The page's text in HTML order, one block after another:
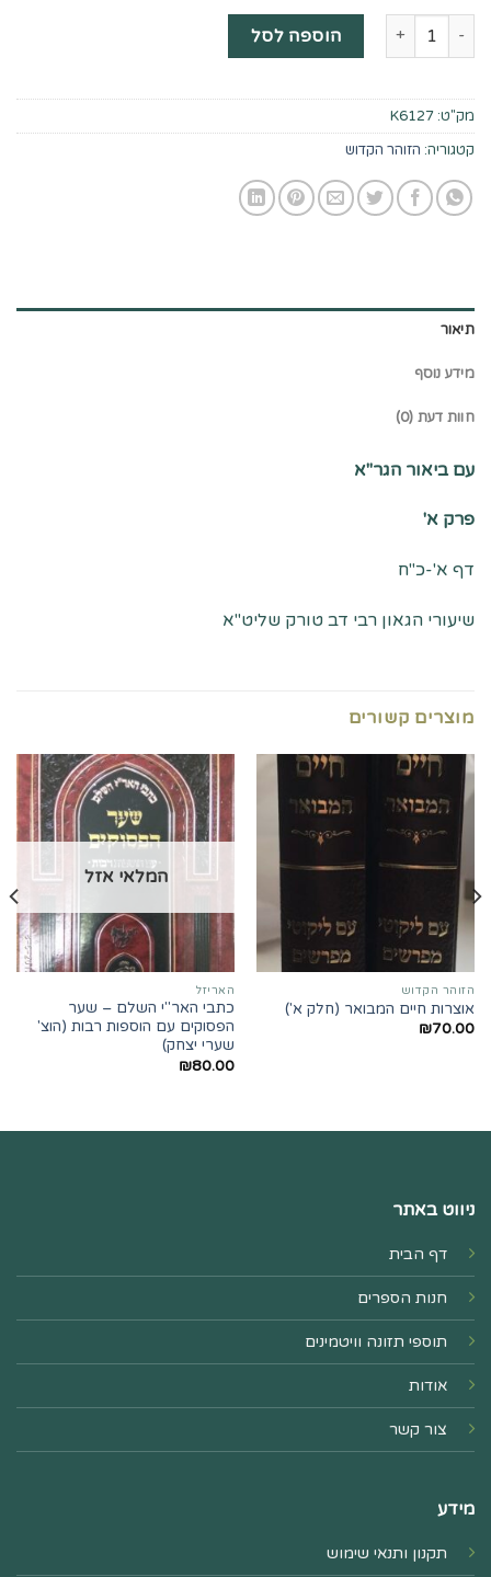
כמות של פתח עינים על ספרא דצניעותא-פרק א'
הוספה לסל
מק"ט: K6127
קטגוריה: הזוהר הקדוש
תיאור
מידע נוסף
חוות דעת (0)
עם ביאור הגר"א
פרק א'
דף א'-כ"ח
שיעורי הגאון רבי דב טורק שליט"א
מוצרים קשורים
הזוהר הקדוש
אוצרות חיים המבואר (חלק א')
₪70.00
המלאי אזל
האריזל
כתבי האר"י השלם – שער
הפסוקים עם הוספות רבות (הוצ'
שערי יצחק)
₪80.00
ניווט באתר
דף הבית
חנות הספרים
תוספי תזונה וויטמינים
אודות
צור קשר
מידע
תקנון ותנאי שימוש